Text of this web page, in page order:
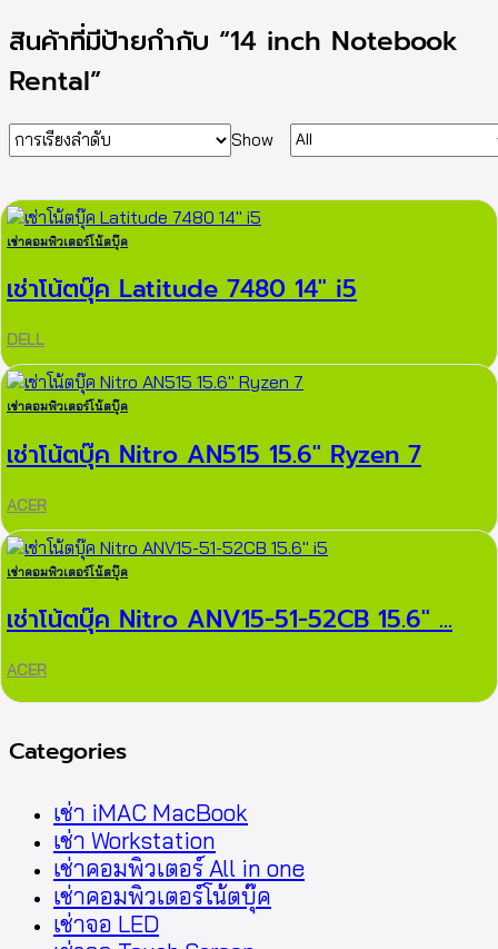
สินค้าที่มีป้ายกำกับ “14 inch Notebook
Rental”
Show
เช่าคอมพิวเตอร์โน้ตบุ๊ค
เช่าโน้ตบุ๊ค Latitude 7480 14″ i5
DELL
เช่าคอมพิวเตอร์โน้ตบุ๊ค
เช่าโน้ตบุ๊ค Nitro AN515 15.6″ Ryzen 7
ACER
เช่าคอมพิวเตอร์โน้ตบุ๊ค
เช่าโน้ตบุ๊ค Nitro ANV15-51-52CB 15.6″ ...
ACER
Categories
เช่า iMAC MacBook
เช่า Workstation
เช่าคอมพิวเตอร์ All in one
เช่าคอมพิวเตอร์โน้ตบุ๊ค
เช่าจอ LED